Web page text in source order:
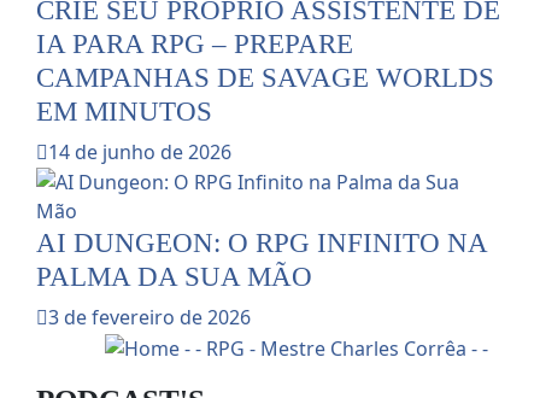
CRIE SEU PRÓPRIO ASSISTENTE DE
IA PARA RPG – PREPARE
CAMPANHAS DE SAVAGE WORLDS
EM MINUTOS
14 de junho de 2026
AI DUNGEON: O RPG INFINITO NA
PALMA DA SUA MÃO
3 de fevereiro de 2026